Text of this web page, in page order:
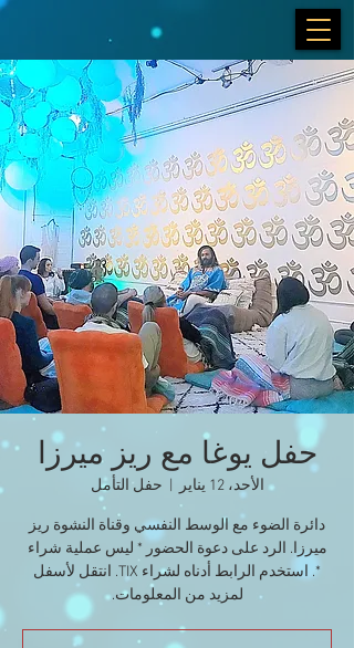
حفل يوغا مع ريز ميرزا
الأحد، 12 يناير حفل التأمل
دائرة الضوء مع الوسط النفسي وقناة النشوة ريز
ميرزا. الرد على دعوة الحضور * ليس عملية شراء
*. استخدم الرابط أدناه لشراء TIX. انتقل لأسفل
لمزيد من المعلومات.